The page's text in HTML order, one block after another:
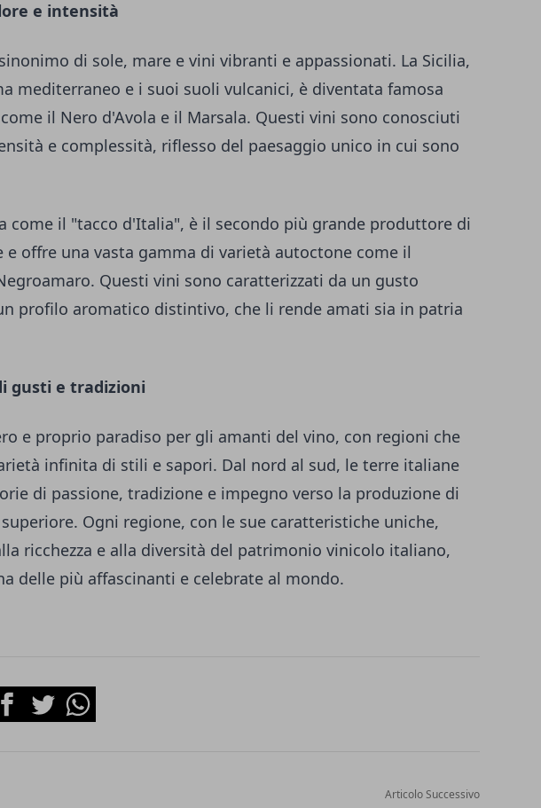
e intensità
di sole, mare e vini vibranti e appassionati. La Sicilia,
mediterraneo e i suoi suoli vulcanici, è diventata famosa
il Nero d'Avola e il Marsala. Questi vini sono conosciuti
e complessità, riflesso del paesaggio unico in cui sono
come il "tacco d'Italia", è il secondo più grande produttore di
e offre una vasta gamma di varietà autoctone come il
Questi vini sono caratterizzati da un gusto
profilo aromatico distintivo, che li rende amati sia in patria
gusti e tradizioni
e proprio paradiso per gli amanti del vino, con regioni che
infinita di stili e sapori. Dal nord al sud, le terre italiane
di passione, tradizione e impegno verso la produzione di
Ogni regione, con le sue caratteristiche uniche,
ricchezza e alla diversità del patrimonio vinicolo italiano,
delle più affascinanti e celebrate al mondo.
TwitterWhatsapp
Articolo Successivo